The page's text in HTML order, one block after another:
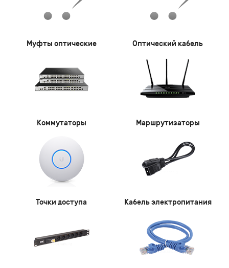
Муфты оптические Оптический кабель
Коммутаторы Маршрутизаторы
Точки доступа Кабель электропитания